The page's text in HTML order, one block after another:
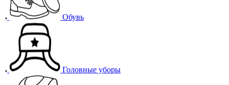
Обувь
Головные уборы